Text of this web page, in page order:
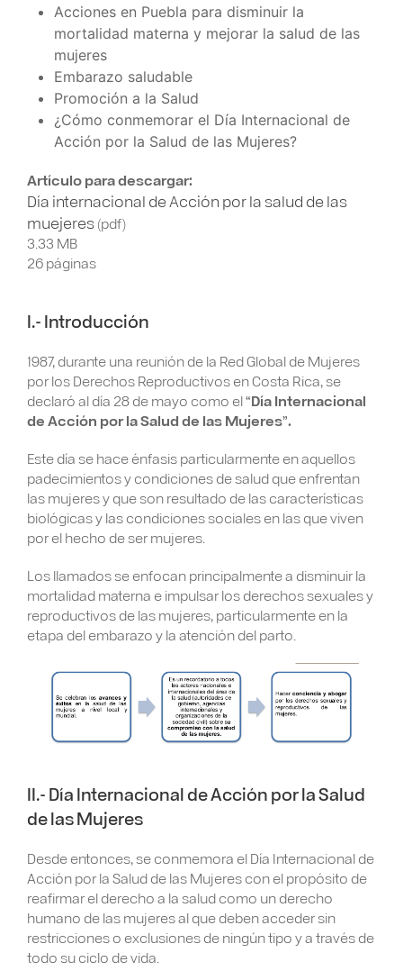
Acciones en Puebla para disminuir la
mortalidad materna y mejorar la salud de las
mujeres
Embarazo saludable
Promoción a la Salud
¿Cómo conmemorar el Día Internacional de
Acción por la Salud de las Mujeres?
Artículo para descargar:
Día internacional de Acción por la salud de las
muejeres(pdf)
3.33 MB
26 páginas
I.- Introducción
1987, durante una reunión de la Red Global de Mujeres
por los Derechos Reproductivos en Costa Rica, se
declaró al día 28 de mayo como el“Día Internacional
de Acción por la Salud de las Mujeres”.
Este día se hace énfasis particularmente en aquellos
padecimientos y condiciones de salud que enfrentan
las mujeres y que son resultado de las características
biológicas y las condiciones sociales en las que viven
por el hecho de ser mujeres.
Los llamados se enfocan principalmente a disminuir la
mortalidad materna e impulsar los derechos sexuales y
reproductivos de las mujeres, particularmente en la
etapa del embarazo y la atención del parto.
II.- Día Internacional de Acción por la Salud
de las Mujeres
Desde entonces, se conmemora el Día Internacional de
Acción por la Salud de las Mujeres con el propósito de
reafirmar el derecho a la salud como un derecho
humano de las mujeres al que deben acceder sin
restricciones o exclusiones de ningún tipo y a través de
todo su ciclo de vida.